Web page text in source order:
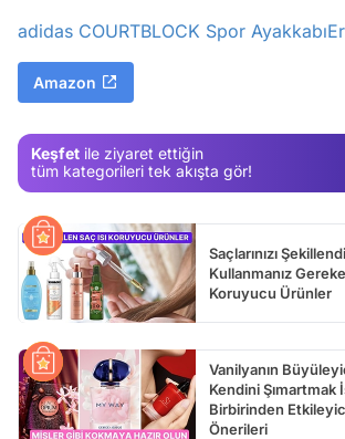
adidas COURTBLOCK Spor
Amazon
Keşfet ile ziyaret ettiğin
tüm kategorileri tek akışta gör!
Saçlarınızı
Kullanmanız
Koruyucu Ürünler
Vanilyanın
Kendini
Birbirinden
Önerileri